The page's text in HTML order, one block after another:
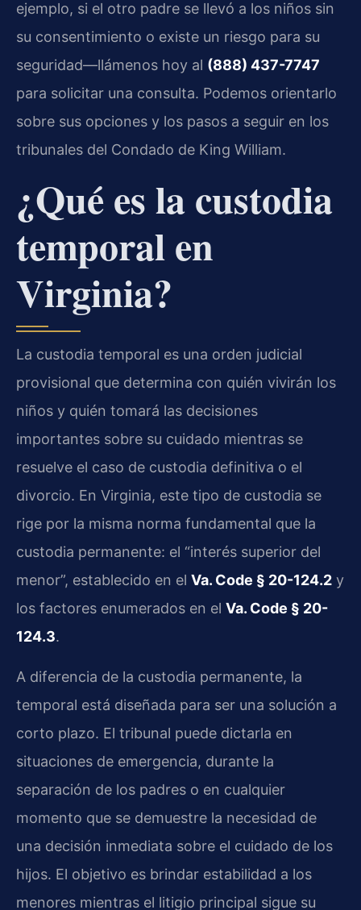
ejemplo, si el otro padre se llevó a los niños sin
su consentimiento o existe un riesgo para su
seguridad—llámenos hoy al (888) 437-7747
para solicitar una consulta. Podemos orientarlo
sobre sus opciones y los pasos a seguir en los
tribunales del Condado de King William.
¿Qué es la custodia
temporal en
Virginia?
La custodia temporal es una orden judicial
provisional que determina con quién vivirán los
niños y quién tomará las decisiones
importantes sobre su cuidado mientras se
resuelve el caso de custodia definitiva o el
divorcio. En Virginia, este tipo de custodia se
rige por la misma norma fundamental que la
custodia permanente: el “interés superior del
menor”, establecido en el Va. Code § 20-124.2 y
los factores enumerados en el Va. Code § 20-
124.3.
A diferencia de la custodia permanente, la
temporal está diseñada para ser una solución a
corto plazo. El tribunal puede dictarla en
situaciones de emergencia, durante la
separación de los padres o en cualquier
momento que se demuestre la necesidad de
una decisión inmediata sobre el cuidado de los
hijos. El objetivo es brindar estabilidad a los
menores mientras el litigio principal sigue su